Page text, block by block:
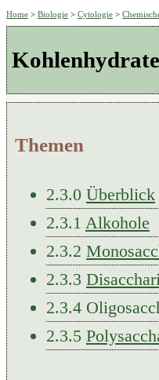
Home > Biologie > Cytologie >
Kohlenhydrate
Themen
2.3.0 Überblick
2.3.1 Alkohole
2.3.2
2.3.3
2.3.4
2.3.5